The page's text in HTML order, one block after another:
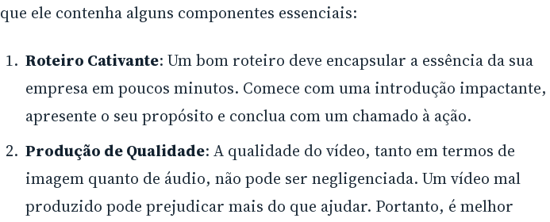
que ele contenha alguns componentes essenciais:
Roteiro Cativante: Um bom roteiro deve encapsular a essência da sua
empresa em poucos minutos. Comece com uma introdução impactante,
apresente o seu propósito e conclua com um chamado à ação.
Produção de Qualidade: A qualidade do vídeo, tanto em termos de
imagem quanto de áudio, não pode ser negligenciada. Um vídeo mal
produzido pode prejudicar mais do que ajudar. Portanto, é melhor